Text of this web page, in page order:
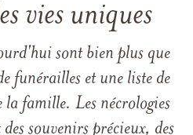
vies uniques
sont bien plus que
funérailles et une liste de
la famille. Les nécrologies
souvenirs précieux, des